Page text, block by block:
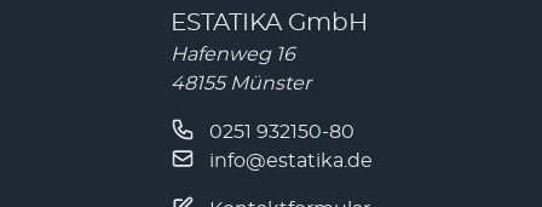
ESTATIKA GmbH
Hafenweg 16
48155 Münster
0251 932150-80
info@estatika.de